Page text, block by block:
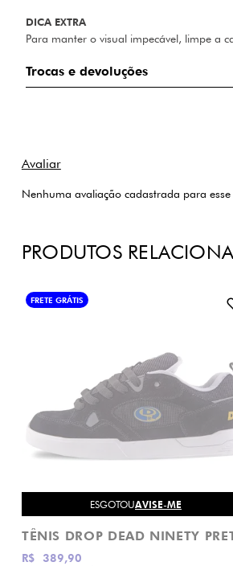
DICA EXTRA
Para manter o visual impecável, limpe a
Trocas e devoluções
Nenhuma avaliação cadastrada para
PRODUTOS
FRETE GRÁTIS
ESGOTOUAVISE-ME
R$ 389,90